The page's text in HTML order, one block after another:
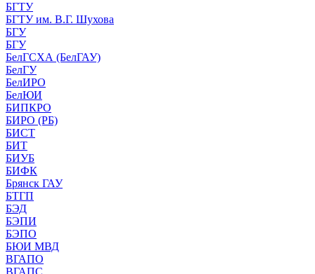
БГТУ
БГТУ им. В.Г. Шухова
БГУ
БГУ
БелГСХА (БелГАУ)
БелГУ
БелИРО
БелЮИ
БИПКРО
БИРО (РБ)
БИСТ
БИТ
БИУБ
БИФК
Брянск ГАУ
БТГП
БЭД
БЭПИ
БЭПО
БЮИ МВД
ВГАПО
ВГАПС